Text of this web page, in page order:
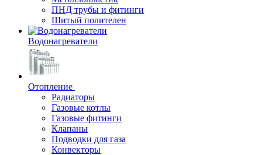
ПНД трубы и фитинги
Шитый полителен
Водонагреватели
Отопление
Радиаторы
Газовые котлы
Газовые фитинги
Клапаны
Подводки для газа
Конвекторы